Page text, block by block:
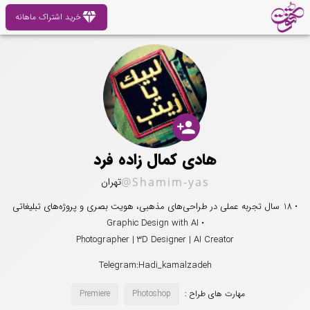
diamondخرید اشتراک ماهانه
person_add
هادی کمال زاده فرد
@Shamim-yasتهران
• 18 سال تجربه عملی در طراحی‌های مذهبی، هویت بصری و پروژه‌های تبلیغاتی
• Graphic Design with AI
Photographer | 3D Designer | AI Creator
Telegram:Hadi_kamalzadeh
مهارت های طراح : Photoshop
Premiere